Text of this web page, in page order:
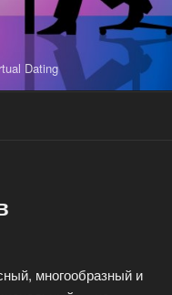
Dating
многообразный и